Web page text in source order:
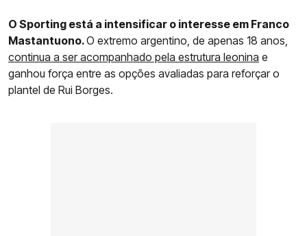
O Sporting está a intensificar o interesse em Franco
Mastantuono.O extremo argentino, de apenas 18 anos,
continua a ser acompanhado pela estrutura leonina e
ganhou força entre as opções avaliadas para reforçar o
plantel de Rui Borges.